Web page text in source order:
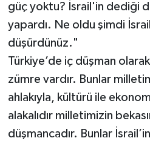
güç yoktu? İsrail'in dediği
yapardı. Ne oldu şimdi
düşürdünüz."
Türkiye’de iç düşman
zümre vardır. Bunlar
ahlakıyla, kültürü ile
alakalıdır milletimizin
düşmancadır. Bunlar